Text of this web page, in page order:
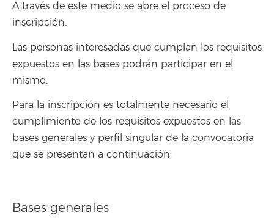
A través de este medio se abre el proceso de
inscripción.
Las personas interesadas que cumplan los requisitos
expuestos en las bases podrán participar en el
mismo.
Para la inscripción es totalmente necesario el
cumplimiento de los requisitos expuestos en las
bases generales y perfil singular de la convocatoria
que se presentan a continuación:
Bases generales